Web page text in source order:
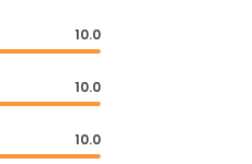
10.0
10.0
10.0